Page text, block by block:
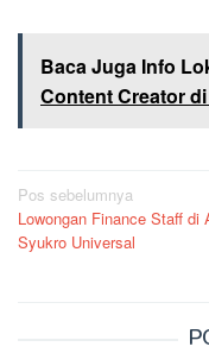
Baca Juga Info
Content Creator
Navigasi
pos
Pos sebelumnya
Lowongan Finance Staff di
Syukro Universal